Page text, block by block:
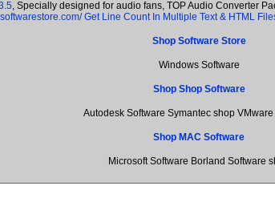
, Specially designed for audio fans, TOP Audio Converter
Get Line Count In Multiple Text & HTML
Shop Software Store
Windows Software
Shop Shop Software
Autodesk Software Symantec shop VMware
Shop MAC Software
Microsoft Software Borland Software